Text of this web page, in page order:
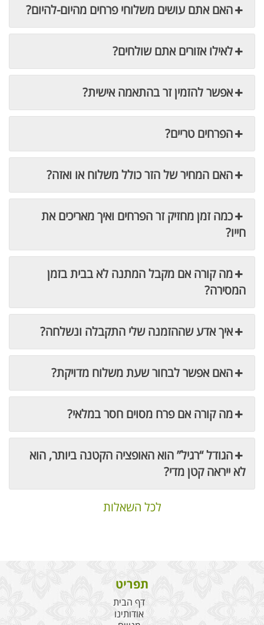
האם אתם עושים משלוחי פרחים מהיום-להיום?
לאילו אזורים אתם שולחים?
אפשר להזמין זר בהתאמה אישית?
הפרחים טריים?
האם המחיר של הזר כולל משלוח או ואזה?
כמה זמן מחזיק זר הפרחים ואיך מאריכים את
חייו?
מה קורה אם מקבל המתנה לא בבית בזמן
המסירה?
איך אדע שההזמנה שלי התקבלה ונשלחה?
האם אפשר לבחור שעת משלוח מדויקת?
מה קורה אם פרח מסוים חסר במלאי?
הגודל “רגיל” הוא האופציה הקטנה ביותר, הוא
לא ייראה קטן מדי?
לכל השאלות
תפריט
דף הבית
אודותינו